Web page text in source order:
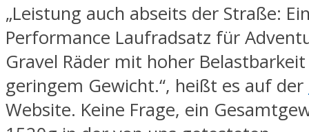
„Leistung auch abseits der Straße:
Performance Laufradsatz für
Gravel Räder mit hoher
geringem Gewicht.“, heißt es auf der
Website. Keine Frage, ein